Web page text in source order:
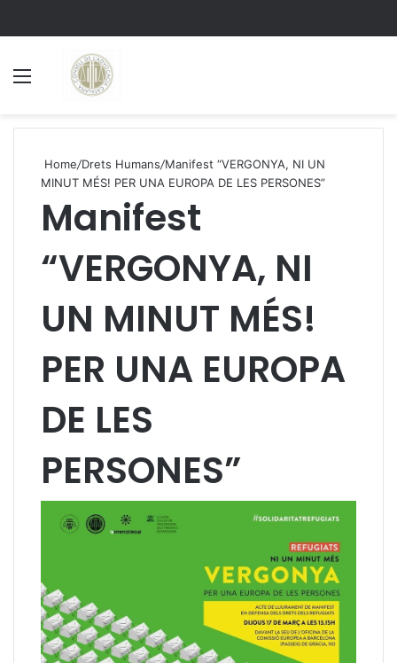
Home/Drets Humans/Manifest “VERGONYA, NI UN
MINUT MÉS! PER UNA EUROPA DE LES PERSONES”
Manifest
“VERGONYA, NI
UN MINUT MÉS!
PER UNA EUROPA
DE LES
PERSONES”